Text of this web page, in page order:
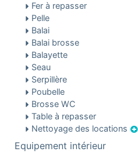
Fer à repasser
Pelle
Balai
Balai brosse
Balayette
Seau
Serpillère
Poubelle
Brosse WC
Table à repasser
Nettoyage des locations
Equipement intérieur